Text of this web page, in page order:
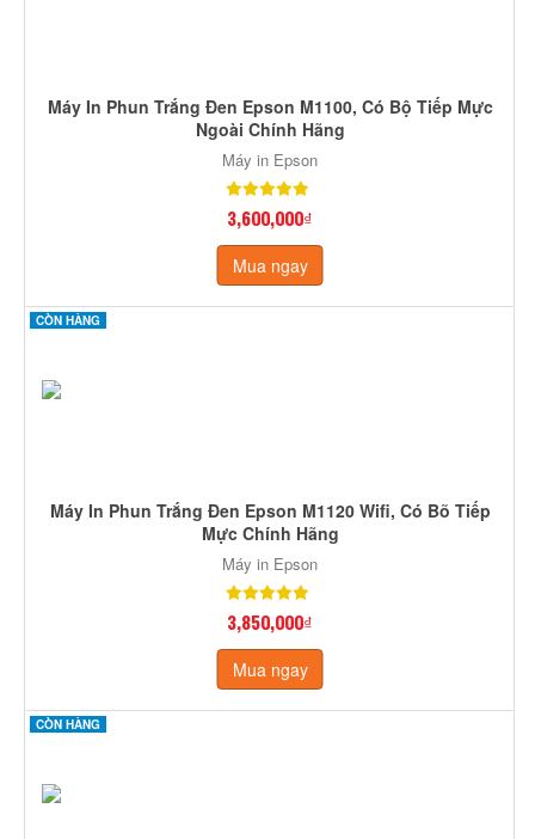
Máy In Phun Trắng Đen Epson M1100, Có Bộ Tiếp Mực
Ngoài Chính Hãng
Máy in Epson
3,600,000₫
Mua ngay
CÒN HÀNG
Máy In Phun Trắng Đen Epson M1120 Wifi, Có Bõ Tiếp
Mực Chính Hãng
Máy in Epson
3,850,000₫
Mua ngay
CÒN HÀNG